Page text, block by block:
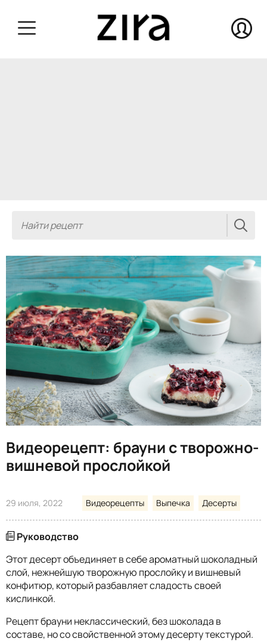
Видеорецепт: брауни с творожно-
вишневой прослойкой
29 июля, 2022 Видеорецепты Выпечка Десерты
Руководство
Этот десерт объединяет в себе ароматный шоколадный
слой, нежнейшую творожную прослойку и вишневый
конфитюр, который разбавляет сладость своей
кислинкой.
Рецепт брауни неклассический, без шоколада в
составе, но со свойственной этому десерту текстурой.